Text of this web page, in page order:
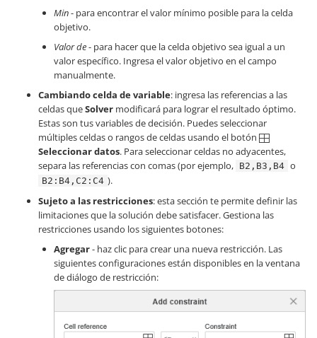
Min- para encontrar el valor mínimo posible para la celda
objetivo.
Valor de- para hacer que la celda objetivo sea igual a un
valor específico. Ingresa el valor objetivo en el campo
manualmente.
Cambiando celda de variable: ingresa las referencias a las
celdas queSolver modificará para lograr el resultado óptimo.
Estas son tus variables de decisión. Puedes seleccionar
múltiples celdas o rangos de celdas usando el botón
Seleccionar datos. Para seleccionar celdas no adyacentes,
separa las referencias con comas (por ejemplo, B2,B3,B4 o
B2:B4,C2:C4 ).
Sujeto a las restricciones: esta sección te permite definir las
limitaciones que la solución debe satisfacer. Gestiona las
restricciones usando los siguientes botones:
Agregar- haz clic para crear una nueva restricción. Las
siguientes configuraciones están disponibles en la ventana
de diálogo de restricción: